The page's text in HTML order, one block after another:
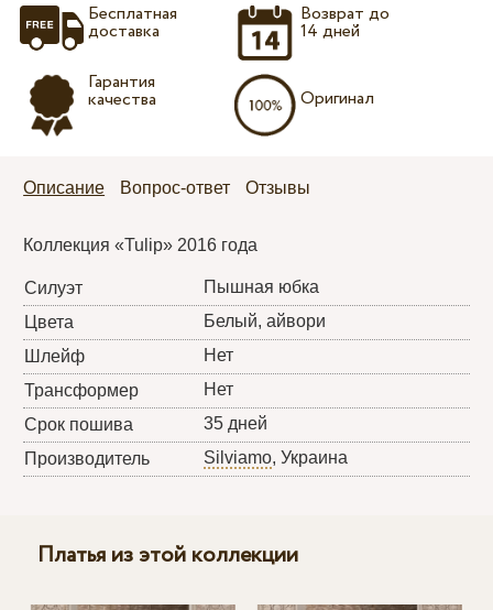
Бесплатная
доставка
Гарантия
качества
Возврат до
14 дней
Оригинал
Описание Вопрос-ответ Отзывы
Коллекция «Tulip» 2016 года
Силуэт
Пышная юбка
Цвета
Белый, айвори
Шлейф
Нет
Трансформер
Нет
Срок пошива
35 дней
Производитель
Silviamo, Украина
Платья из этой коллекции